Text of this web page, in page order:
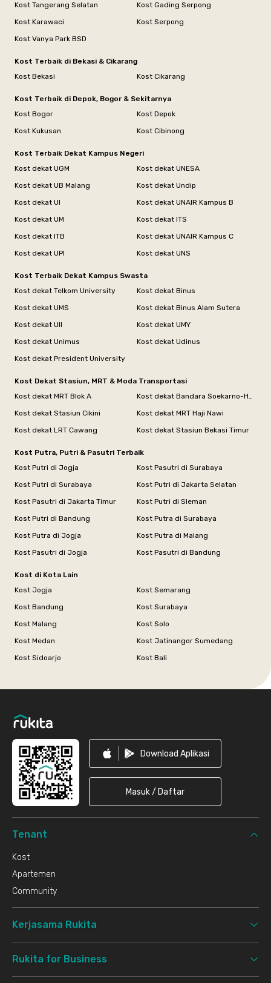
Kost Tangerang Selatan
Kost Gading Serpong
Kost Karawaci
Kost Serpong
Kost Vanya Park BSD
Kost Terbaik di Bekasi & Cikarang
Kost Bekasi
Kost Cikarang
Kost Terbaik di Depok, Bogor & Sekitarnya
Kost Bogor
Kost Depok
Kost Kukusan
Kost Cibinong
Kost Terbaik Dekat Kampus Negeri
Kost dekat UGM
Kost dekat UNESA
Kost dekat UB Malang
Kost dekat Undip
Kost dekat UI
Kost dekat UNAIR Kampus B
Kost dekat UM
Kost dekat ITS
Kost dekat ITB
Kost dekat UNAIR Kampus C
Kost dekat UPI
Kost dekat UNS
Kost Terbaik Dekat Kampus Swasta
Kost dekat Telkom University
Kost dekat Binus
Kost dekat UMS
Kost dekat Binus Alam Sutera
Kost dekat UII
Kost dekat UMY
Kost dekat Unimus
Kost dekat Udinus
Kost dekat President University
Kost Dekat Stasiun, MRT & Moda Transportasi
Kost dekat MRT Blok A
Kost dekat Bandara Soekarno-Hatta
Kost dekat Stasiun Cikini
Kost dekat MRT Haji Nawi
Kost dekat LRT Cawang
Kost dekat Stasiun Bekasi Timur
Kost Putra, Putri & Pasutri Terbaik
Kost Putri di Jogja
Kost Pasutri di Surabaya
Kost Putri di Surabaya
Kost Putri di Jakarta Selatan
Kost Pasutri di Jakarta Timur
Kost Putri di Sleman
Kost Putri di Bandung
Kost Putra di Surabaya
Kost Putra di Jogja
Kost Putra di Malang
Kost Pasutri di Jogja
Kost Pasutri di Bandung
Kost di Kota Lain
Kost Jogja
Kost Semarang
Kost Bandung
Kost Surabaya
Kost Malang
Kost Solo
Kost Medan
Kost Jatinangor Sumedang
Kost Sidoarjo
Kost Bali
Download Aplikasi
Masuk / Daftar
Tenant
Kost
Apartemen
Community
Kerjasama Rukita
Rukita for Business